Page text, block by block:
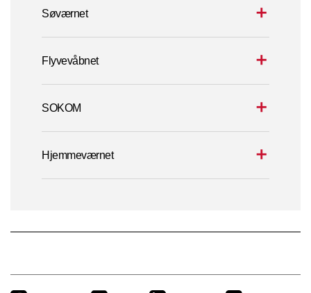
Søværnet
Flyvevåbnet
SOKOM
Hjemmeværnet